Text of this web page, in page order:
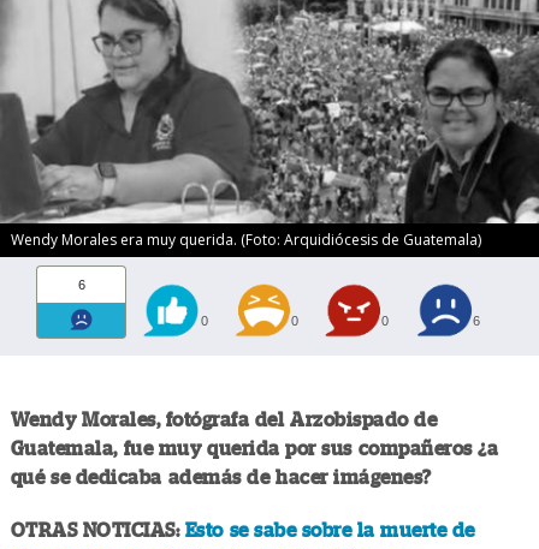
Wendy Morales era muy querida. (Foto: Arquidiócesis de Guatemala)
6
0 0 0 6
Wendy Morales, fotógrafa del Arzobispado de
Guatemala, fue muy querida por sus compañeros ¿a
qué se dedicaba además de hacer imágenes?
OTRAS NOTICIAS: Esto se sabe sobre la muerte de